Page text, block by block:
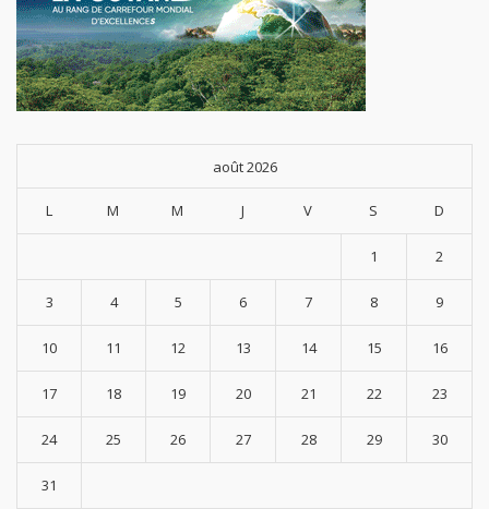
août 2026
L M M J V S D
1 2
3 4 5 6 7 8 9
10 11 12 13 14 15 16
17 18 19 20 21 22 23
24 25 26 27 28 29 30
31